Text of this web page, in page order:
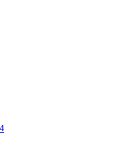
| Bärlin Cup